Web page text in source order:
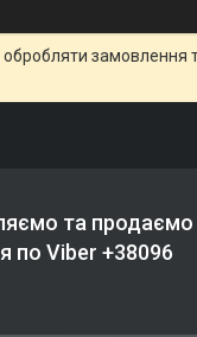
замовлення
та продаємо
по Viber +38096